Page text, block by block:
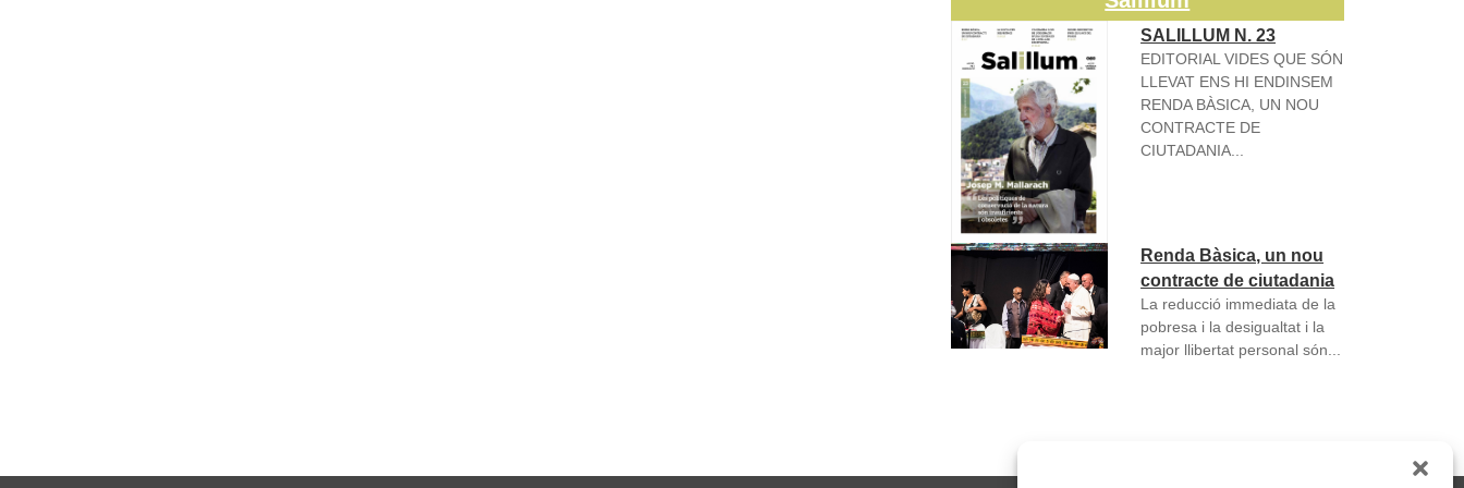
SALILLUM N. 23
EDITORIAL VIDES QUE SÓN
LLEVAT ENS HI ENDINSEM
RENDA BÀSICA, UN NOU
CONTRACTE DE
CIUTADANIA...
Renda Bàsica, un nou
contracte de ciutadania
La reducció immediata de la
pobresa i la desigualtat i la
major llibertat personal són...